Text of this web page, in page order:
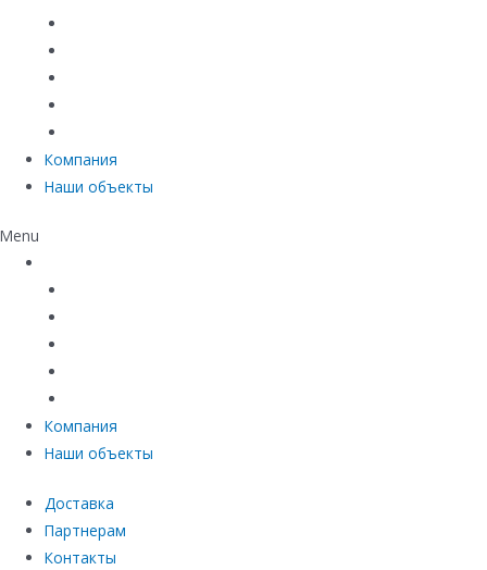
Компания
Наши объекты
Menu
Компания
Наши объекты
Доставка
Партнерам
Контакты